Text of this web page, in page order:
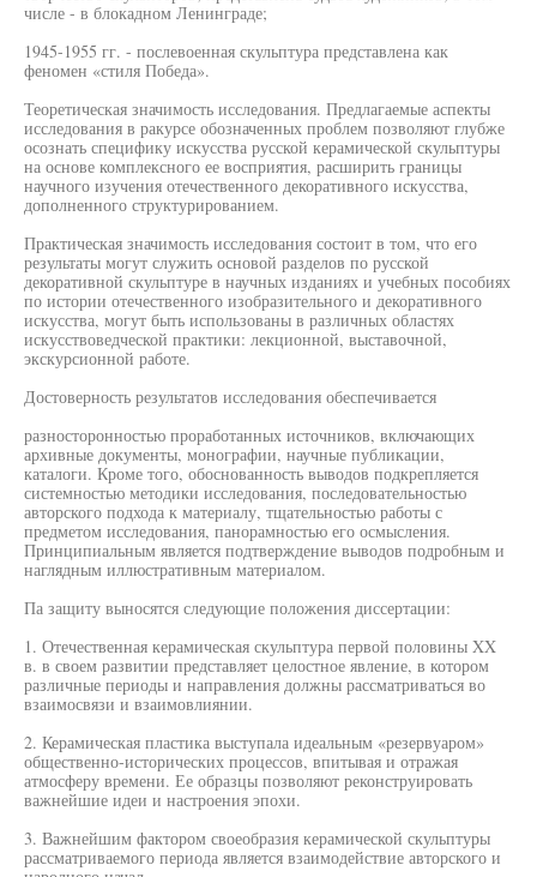
числе - в блокадном Ленинграде;
1945-1955 гг. - послевоенная скульптура представлена как
феномен «стиля Победа».
Теоретическая значимость исследования. Предлагаемые аспекты
исследования в ракурсе обозначенных проблем позволяют глубже
осознать специфику искусства русской керамической скульптуры
на основе комплексного ее восприятия, расширить границы
научного изучения отечественного декоративного искусства,
дополненного структурированием.
Практическая значимость исследования состоит в том, что его
результаты могут служить основой разделов по русской
декоративной скульптуре в научных изданиях и учебных пособиях
по истории отечественного изобразительного и декоративного
искусства, могут быть использованы в различных областях
искусствоведческой практики: лекционной, выставочной,
экскурсионной работе.
Достоверность результатов исследования обеспечивается
разносторонностью проработанных источников, включающих
архивные документы, монографии, научные публикации,
каталоги. Кроме того, обоснованность выводов подкрепляется
системностью методики исследования, последовательностью
авторского подхода к материалу, тщательностью работы с
предметом исследования, панорамностью его осмысления.
Принципиальным является подтверждение выводов подробным и
наглядным иллюстративным материалом.
Па защиту выносятся следующие положения диссертации:
1. Отечественная керамическая скульптура первой половины XX
в. в своем развитии представляет целостное явление, в котором
различные периоды и направления должны рассматриваться во
взаимосвязи и взаимовлиянии.
2. Керамическая пластика выступала идеальным «резервуаром»
общественно-исторических процессов, впитывая и отражая
атмосферу времени. Ее образцы позволяют реконструировать
важнейшие идеи и настроения эпохи.
3. Важнейшим фактором своеобразия керамической скульптуры
рассматриваемого периода является взаимодействие авторского и